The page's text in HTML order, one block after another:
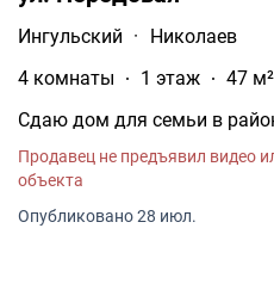
Ингульский ·
Николаев
4 комнаты
1 этаж
47 м²
Сдаю дом для семьи в
кухня, санузел,
колонка, бытовая техника
машина, кондиционер,
Продавец не предъявил видео
объекта
Опубликовано 28 июл.